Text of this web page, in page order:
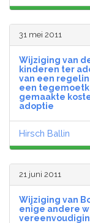
31 mei 2011
Wijziging van
kinderen ter
van een
een
gemaakte
adoptie
Hirsch Ballin
21 juni 2011
Wijziging van
enige andere